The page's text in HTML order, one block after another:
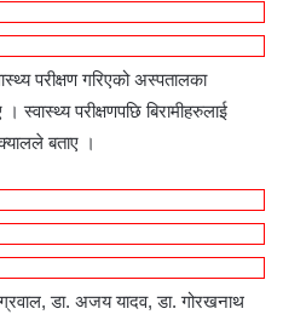
परीक्षण गरिएको अस्पतालका
परीक्षणपछि बिरामीहरुलाई
बताए ।
डा. अजय यादव, डा. गोरखनाथ